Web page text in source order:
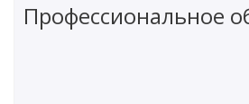
Профессиональное